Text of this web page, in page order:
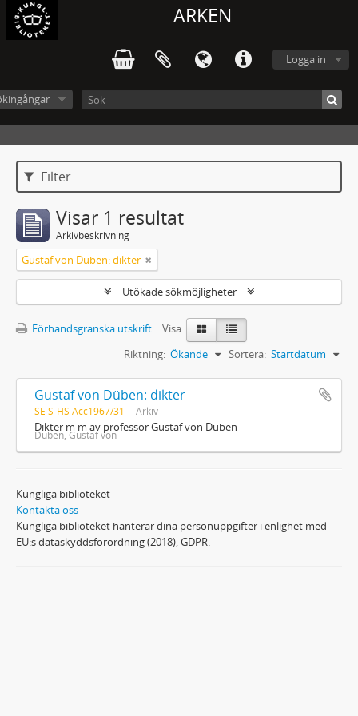
ARKEN
Logga in
Filter
Visar 1 resultat
Arkivbeskrivning
Gustaf von Düben: dikter
Utökade sökmöjligheter
Förhandsgranska utskrift
Visa:
Sortera: Startdatum
Riktning: Ökande
Gustaf von Düben: dikter
SE S-HS Acc1967/31 Arkiv
Dikter m m av professor Gustaf von Düben
Düben, Gustaf von
Kungliga biblioteket
Kontakta oss
Kungliga biblioteket hanterar dina personuppgifter i enlighet med
EU:s dataskyddsförordning (2018), GDPR.